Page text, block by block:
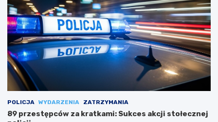
POLICJA WYDARZENIA ZATRZYMANIA
89 przestępców za kratkami: Sukces akcji stołecznej